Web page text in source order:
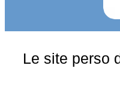
Le site perso